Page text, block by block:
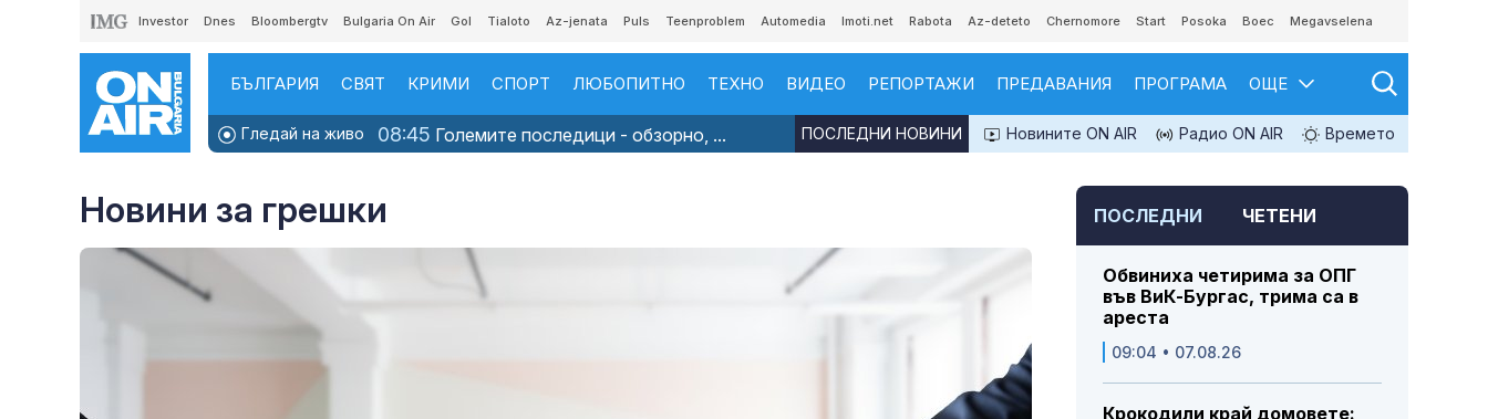
Investor Dnes Bloombergtv Bulgaria On Air Gol Tialoto Az-jenata Puls Teenproblem Automedia Imoti.net Rabota Az-deteto Chernomore Start Posoka Boec Megavselena
БЪЛГАРИЯ СВЯТ КРИМИ СПОРТ ЛЮБОПИТНО ТЕХНО ВИДЕО РЕПОРТАЖИ ПРЕДАВАНИЯ ПРОГРАМА ОЩЕ
Гледай на живо 08:45 Големите последици - обзорно, ... Новините ON AIR Радио ON AIR Времето
ПОСЛЕДНИ НОВИНИ
Новини за грешки ПОСЛЕДНИ ЧЕТЕНИ
Обвиниха четирима за ОПГ
във ВиК-Бургас, трима са в
ареста
09:04 • 07.08.26
Крокодили край домовете: